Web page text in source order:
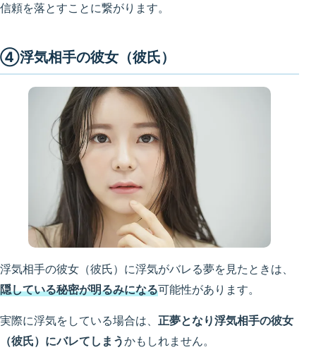
信頼を落とすことに繋がります。
④浮気相手の彼女（彼氏）
浮気相手の彼女（彼氏）に浮気がバレる夢を見たときは、
隠している秘密が明るみになる可能性があります。
実際に浮気をしている場合は、 正夢となり浮気相手の彼女
（彼氏）にバレてしまうかもしれません。